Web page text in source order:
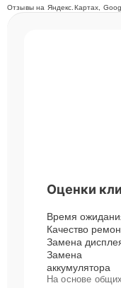
Отзывы на Яндекс.Картах,
Оценки
Время
Качество
Замена
Замена
аккумулятора
На основе